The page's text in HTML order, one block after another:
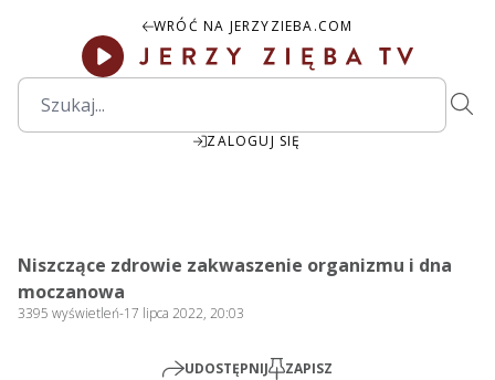
WRÓĆ NA JERZYZIEBA.COM
ZALOGUJ SIĘ
Play
Niszczące zdrowie zakwaszenie organizmu i dna
moczanowa
3395 wyświetleń-17 lipca 2022, 20:03
UDOSTĘPNIJ ZAPISZ